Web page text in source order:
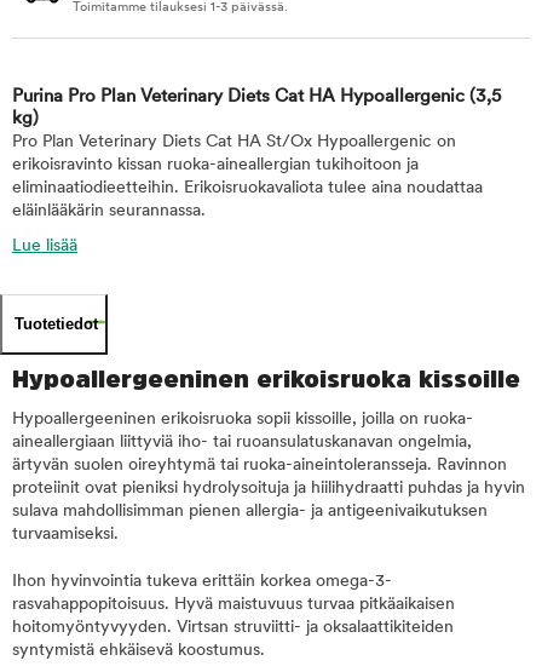
Toimitamme tilauksesi 1-3 päivässä.
Purina Pro Plan Veterinary Diets Cat HA Hypoallergenic (3,5
kg)
Pro Plan Veterinary Diets Cat HA St/Ox Hypoallergenic on
erikoisravinto kissan ruoka-aineallergian tukihoitoon ja
eliminaatiodieetteihin. Erikoisruokavaliota tulee aina noudattaa
eläinlääkärin seurannassa.
Lue lisää
Tuotetiedot
Hypoallergeeninen erikoisruoka kissoille
Hypoallergeeninen erikoisruoka sopii kissoille, joilla on ruoka-
aineallergiaan liittyviä iho- tai ruoansulatuskanavan ongelmia,
ärtyvän suolen oireyhtymä tai ruoka-aineintoleransseja. Ravinnon
proteiinit ovat pieniksi hydrolysoituja ja hiilihydraatti puhdas ja hyvin
sulava mahdollisimman pienen allergia- ja antigeenivaikutuksen
turvaamiseksi.
Ihon hyvinvointia tukeva erittäin korkea omega-3-
rasvahappopitoisuus. Hyvä maistuvuus turvaa pitkäaikaisen
hoitomyöntyvyyden. Virtsan struviitti- ja oksalaattikiteiden
syntymistä ehkäisevä koostumus.